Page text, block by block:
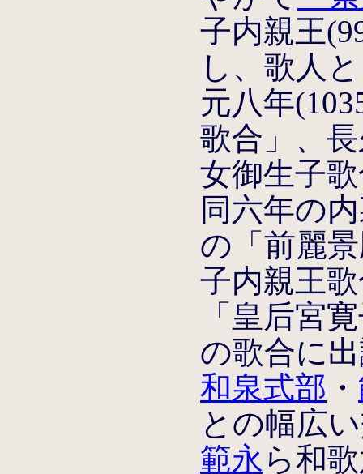
子内親王
し、歌人
元八年
歌合」、
女御生子
同六年の
の「前麗
子内親王
「皇后宮
の歌合に
和泉式部 ・
との幅広
範永 ら和